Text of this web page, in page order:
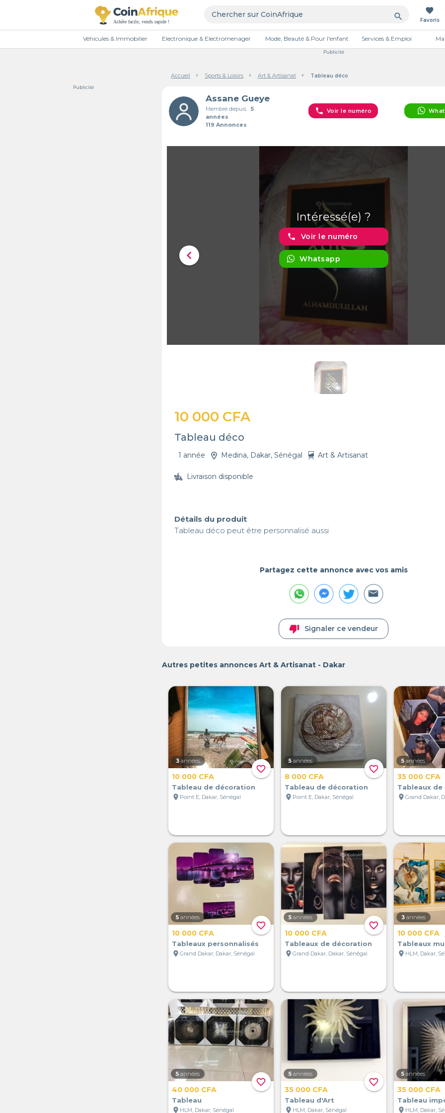
search
favorite
Favoris
Véhicules & Immobilier Electronique & Electromenager Mode, Beauté & Pour l'enfant Services & Emploi
Publicité
Accueil Sports & Loisirs Art & Artisanat Tableau déco
Publicité
Assane Gueye
Membre depuis5
années
119 Annonces
phone Voir le numéro
chevron_left
Intéressé(e) ?
phone Voir le numéro
Whatsapp
10 000 CFA
Tableau déco
1 année Medina, Dakar, Sénégal Art & Artisanat
Livraison disponible
Détails du produit
Tableau déco peut être personnalisé aussi
Partagez cette annonce avec vos amis
thumb_down Signaler ce vendeur
Autres petites annonces Art & Artisanat - Dakar
favorite_border
3 années
10 000 CFA
Tableau de décoration
location_on Point E, Dakar, Sénégal
favorite_border
5 années
8 000 CFA
Tableau de décoration
location_on Point E, Dakar, Sénégal
5 années
35 000 CFA
Tableaux
location_on Grand Dakar,
favorite_border
5 années
10 000 CFA
Tableaux personnalisés
location_on Grand Dakar, Dakar, Sénégal
favorite_border
5 années
10 000 CFA
Tableaux de décoration
location_on Grand Dakar, Dakar, Sénégal
3 années
10 000 CFA
Tableaux
location_on HLM, Dakar,
favorite_border
5 années
40 000 CFA
Tableau
location_on HLM, Dakar, Sénégal
favorite_border
5 années
35 000 CFA
Tableau d'Art
location_on HLM, Dakar, Sénégal
5 années
35 000 CFA
Tableau
location_on HLM, Dakar,